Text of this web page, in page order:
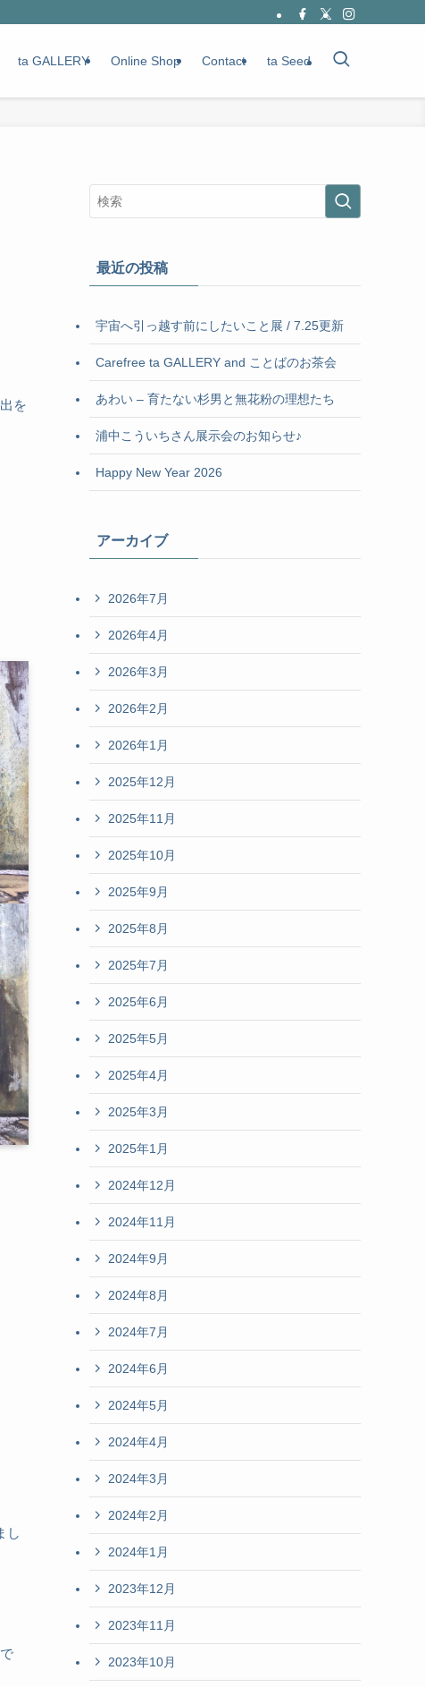
ta GALLERY Online Shop Contact ta Seed
を
し
最近の投稿
宇宙へ引っ越す前にしたいこと展 / 7.25更新
Carefree ta GALLERY and ことばのお茶会
あわい – 育たない杉男と無花粉の理想たち
浦中こういちさん展示会のお知らせ♪
Happy New Year 2026
アーカイブ
2026年7月
2026年4月
2026年3月
2026年2月
2026年1月
2025年12月
2025年11月
2025年10月
2025年9月
2025年8月
2025年7月
2025年6月
2025年5月
2025年4月
2025年3月
2025年1月
2024年12月
2024年11月
2024年9月
2024年8月
2024年7月
2024年6月
2024年5月
2024年4月
2024年3月
2024年2月
2024年1月
2023年12月
2023年11月
2023年10月